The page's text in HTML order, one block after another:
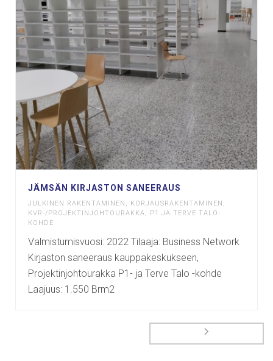
JÄMSÄN KIRJASTON SANEERAUS
JULKINEN RAKENTAMINEN , KORJAUSRAKENTAMINEN ,
KVR-/PROJEKTINJOHTOURAKKA, P1 JA TERVE TALO-
KOHDE
Valmistumisvuosi: 2022 Tilaaja: Business Network
Kirjaston saneeraus kauppakeskukseen,
Projektinjohtourakka P1- ja Terve Talo -kohde
Laajuus: 1.550 Brm2